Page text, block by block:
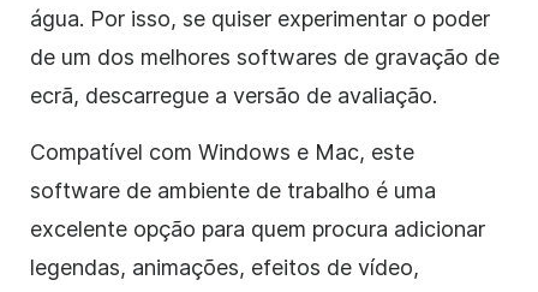
água. Por isso, se quiser experimentar o poder
de um dos melhores softwares de gravação de
ecrã, descarregue a versão de avaliação.
Compatível com Windows e Mac, este
software de ambiente de trabalho é uma
excelente opção para quem procura adicionar
legendas, animações, efeitos de vídeo,